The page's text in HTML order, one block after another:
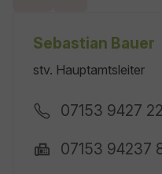
Sebastian Bauer
stv. Hauptamtsleiter
07153 9427 22
07153 94237